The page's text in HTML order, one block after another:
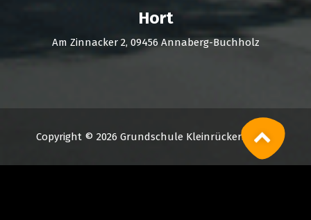
Hort
Am Zinnacker 2, 09456 Annaberg-Buchholz
Copyright © 2026 Grundschule Kleinrückerswalde